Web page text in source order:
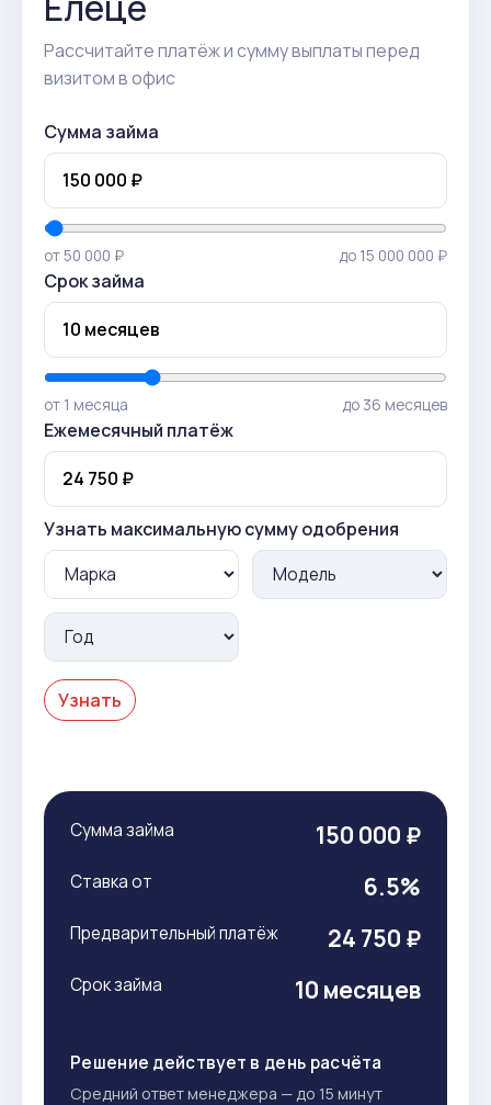
Рассчитайте платёж и сумму выплаты перед
визитом в офис
Сумма займа
от 50 000 ₽ до 15 000 000 ₽
Срок займа
от 1 месяца до 36 месяцев
Ежемесячный платёж
Узнать максимальную сумму одобрения
Узнать
Сумма займа 150 000 ₽
Ставка от 6.5%
Предварительный платёж 24 750 ₽
Срок займа 10 месяцев
Решение действует в день расчёта
Средний ответ менеджера — до 15 минут